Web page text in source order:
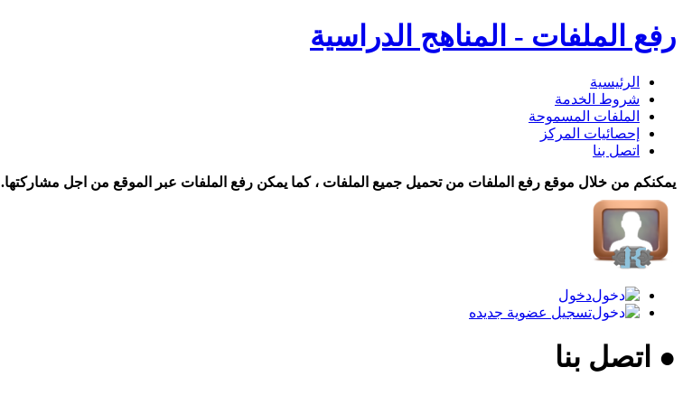
رفع الملفات - المناهج الدراسية
الرئيسية
شروط الخدمة
الملفات المسموحة
إحصائيات المركز
اتصل بنا
يمكنكم من خلال موقع رفع الملفات من تحميل جميع الملفات ، كما يمكن رفع الملفات عبر الموقع من اجل مشاركتها.
دخول
تسجيل عضوية جديده
● اتصل بنا